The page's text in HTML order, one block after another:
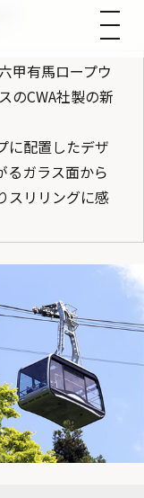
甲有馬ロープウ
のCWA社製の新
に配置したデザ
るガラス面から
スリリングに感